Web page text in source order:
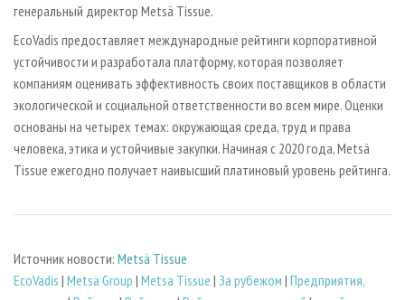
генеральный директор Metsä Tissue.
EcoVadis предоставляет международные рейтинги корпоративной
устойчивости и разработала платформу, которая позволяет
компаниям оценивать эффективность своих поставщиков в области
экологической и социальной ответственности во всем мире. Оценки
основаны на четырех темах: окружающая среда, труд и права
человека, этика и устойчивые закупки. Начиная с 2020 года, Metsä
Tissue ежегодно получает наивысший платиновый уровень рейтинга.
Источник новости: Metsä Tissue
EcoVadis | Metsä Group | Metsa Tissue | За рубежом | Предприятия,